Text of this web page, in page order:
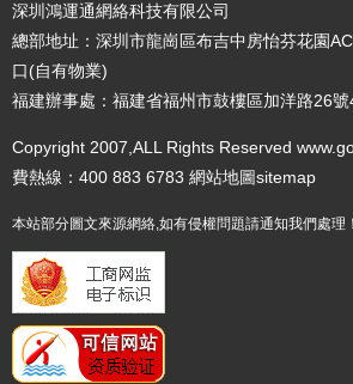
深圳鴻運通網絡科技有限公司
總部地址：深圳市龍崗區布吉中房怡芬花園
口(自有物業)
福建辦事處：福建省福州市鼓樓區加洋路26
Copyright 2007,ALL Rights Reserved
費熱線：400 883 6783 網站地圖sitemap
本站部分圖文來源網絡,如有侵權問題請通知我們處理！